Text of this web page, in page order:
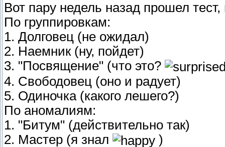
Вот пару недель назад прошел
По группировкам:
1. Долговец (не ожидал)
2. Наемник (ну, пойдет)
3. "Посвящение" (что это?
4. Свободовец (оно и радует)
5. Одиночка (какого лешего?)
По аномалиям:
1. "Битум" (действительно так)
2. Мастер (я знал
)